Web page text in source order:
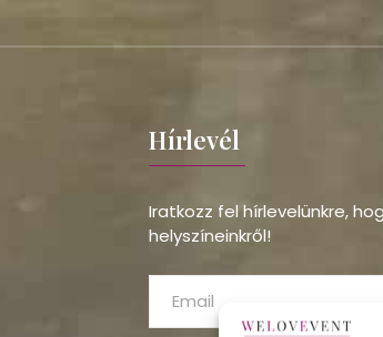
Hírlevél
Iratkozz fel hírlevelünkre,
helyszíneinkről!